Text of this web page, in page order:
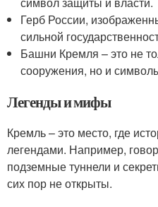
Герб России,
сильной
Башни Кремля – это не
сооружения, но и
Легенды и мифы
Кремль – это место, где
легендами. Например,
подземные туннели и
сих пор не открыты.